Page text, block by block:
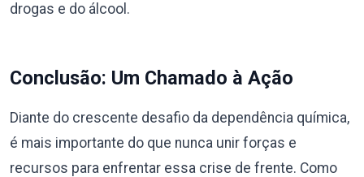
drogas e do álcool.
Conclusão: Um Chamado à Ação
Diante do crescente desafio da dependência química,
é mais importante do que nunca unir forças e
recursos para enfrentar essa crise de frente. Como